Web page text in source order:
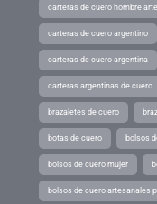
carteras de cuero hombre
carteras de cuero argentino
carteras de cuero argentina
carteras argentinas de cuero
brazaletes de cuero
botas de cuero bolsos
bolsos de cuero mujer
bolsos de cuero artesanales